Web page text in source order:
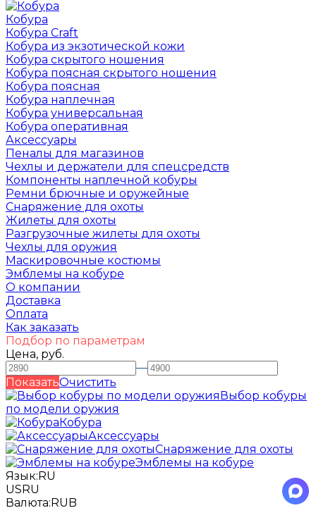
Кобура
Кобура Craft
Кобура из экзотической кожи
Кобура скрытого ношения
Кобура поясная скрытого ношения
Кобура поясная
Кобура наплечная
Кобура универсальная
Кобура оперативная
Аксессуары
Пеналы для магазинов
Чехлы и держатели для спецсредств
Компоненты наплечной кобуры
Ремни брючные и оружейные
Снаряжение для охоты
Жилеты для охоты
Разгрузочные жилеты для охоты
Чехлы для оружия
Маскировочные костюмы
Эмблемы на кобуре
О компании
Доставка
Оплата
Как заказать
Подбор по параметрам
Цена, руб.
—
ПоказатьОчистить
Выбор кобуры
по модели оружия
Кобура
Аксессуары
Снаряжение для охоты
Эмблемы на кобуре
Язык:RU
USRU
Валюта:RUB